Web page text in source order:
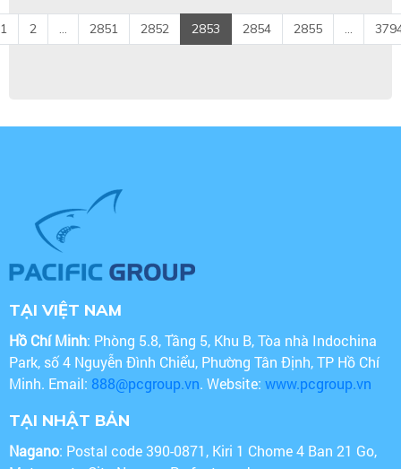
1 2 ... 2851 2852 2853 2854 2855 ...
TẠI VIỆT NAM
Hồ Chí Minh: Phòng 5.8, Tầng 5, Khu B, Tòa nhà Indochina
Park, số 4 Nguyễn Đình Chiểu, Phường Tân Định, TP Hồ Chí
Minh. Email: 888@pcgroup.vn. Website: www.pcgroup.vn
TẠI NHẬT BẢN
Nagano: Postal code 390-0871, Kiri 1 Chome 4 Ban 21 Go,